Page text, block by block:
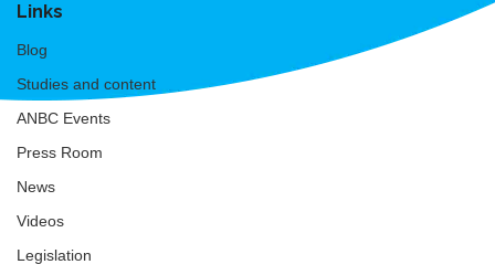
Links
Blog
Studies and content
ANBC Events
Press Room
News
Videos
Legislation